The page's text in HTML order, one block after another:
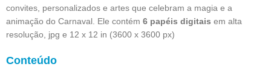
convites, personalizados e artes que celebram a magia e a
animação do Carnaval. Ele contém 6 papéis digitais em alta
resolução, jpg e 12 x 12 in (3600 x 3600 px)
Conteúdo